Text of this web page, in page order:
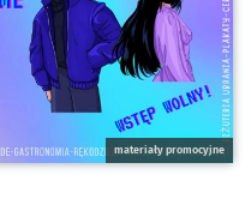
materiały promocyjne